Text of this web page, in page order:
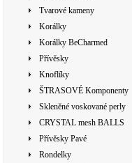
Tvarové kameny
Korálky
Korálky BeCharmed
Přívěsky
Knoflíky
ŠTRASOVÉ Komponenty
Skleněné voskované perly
CRYSTAL mesh BALLS
Přívěsky Pavé
Rondelky